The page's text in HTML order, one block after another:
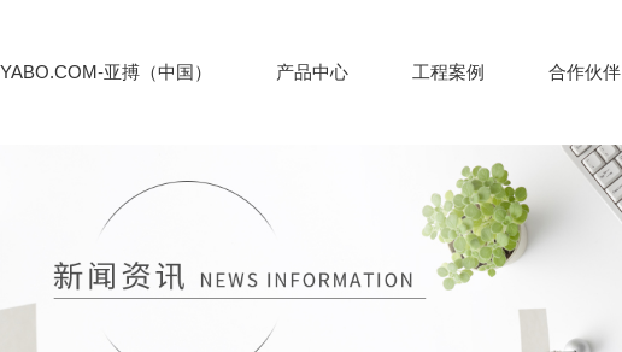
YABO.COM-亚搏（中国） 产品中心 工程案例 合作伙伴